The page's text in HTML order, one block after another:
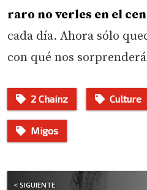
raro no verles en el
cada día. Ahora sólo
con qué nos
2 Chainz Culture
Migos
< SIGUIENTE